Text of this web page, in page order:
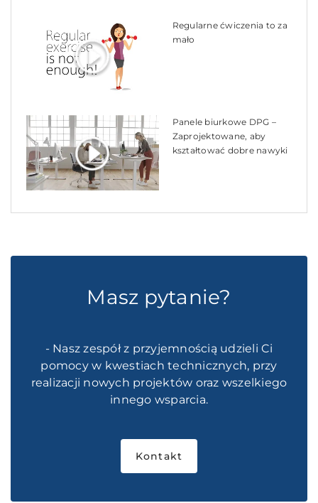
Regularne ćwiczenia to za
mało
Panele biurkowe DPG –
Zaprojektowane, aby
kształtować dobre nawyki
Masz pytanie?
- Nasz zespół z przyjemnością udzieli Ci
pomocy w kwestiach technicznych, przy
realizacji nowych projektów oraz wszelkiego
innego wsparcia.
Kontakt